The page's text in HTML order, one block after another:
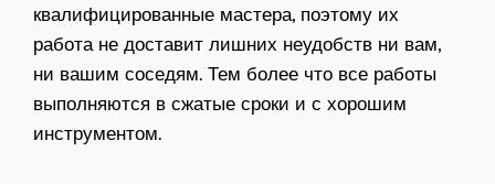
квалифицированные мастера, поэтому их
работа не доставит лишних неудобств ни вам,
ни вашим соседям. Тем более что все работы
выполняются в сжатые сроки и с хорошим
инструментом.